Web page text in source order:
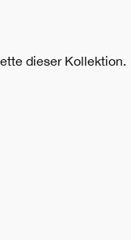
dieser Kollektion.